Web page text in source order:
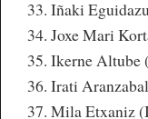
Iñaki
Joxe Mari
Ikerne Altube
Irati
Mila Etxaniz